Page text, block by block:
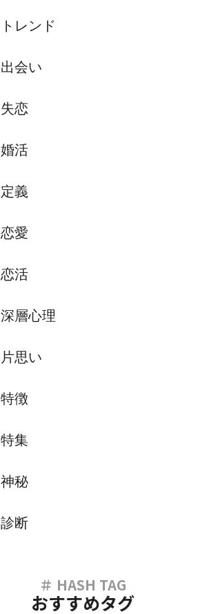
トレンド
出会い
失恋
婚活
定義
恋愛
恋活
深層心理
片思い
特徴
特集
神秘
診断
おすすめタグ